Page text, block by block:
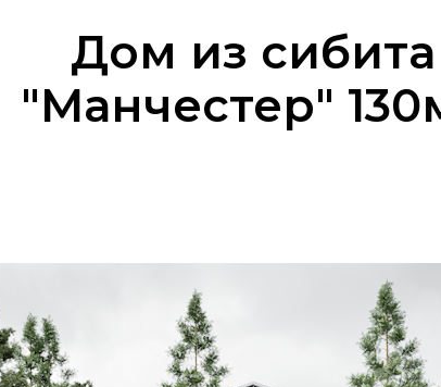
Дом из сибита
"Манчестер"